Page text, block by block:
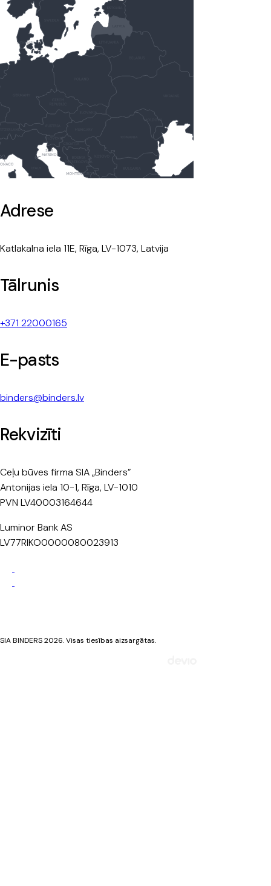
Adrese
Katlakalna iela 11E, Rīga, LV-1073, Latvija
Tālrunis
+371 22000165
E-pasts
binders@binders.lv
Rekvizīti
Ceļu būves firma SIA „Binders”
Antonijas iela 10-1, Rīga, LV-1010
PVN LV40003164644
Luminor Bank AS
LV77RIKO0000080023913
SIA BINDERS 2026. Visas tiesības aizsargātas.